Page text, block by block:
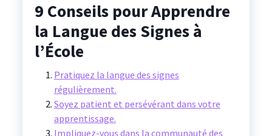
9 Conseils pour Apprendre
la Langue des Signes à
l’École
Pratiquez la langue des signes
régulièrement.
Soyez patient et persévérant dans votre
apprentissage.
Impliquez-vous dans la communauté des